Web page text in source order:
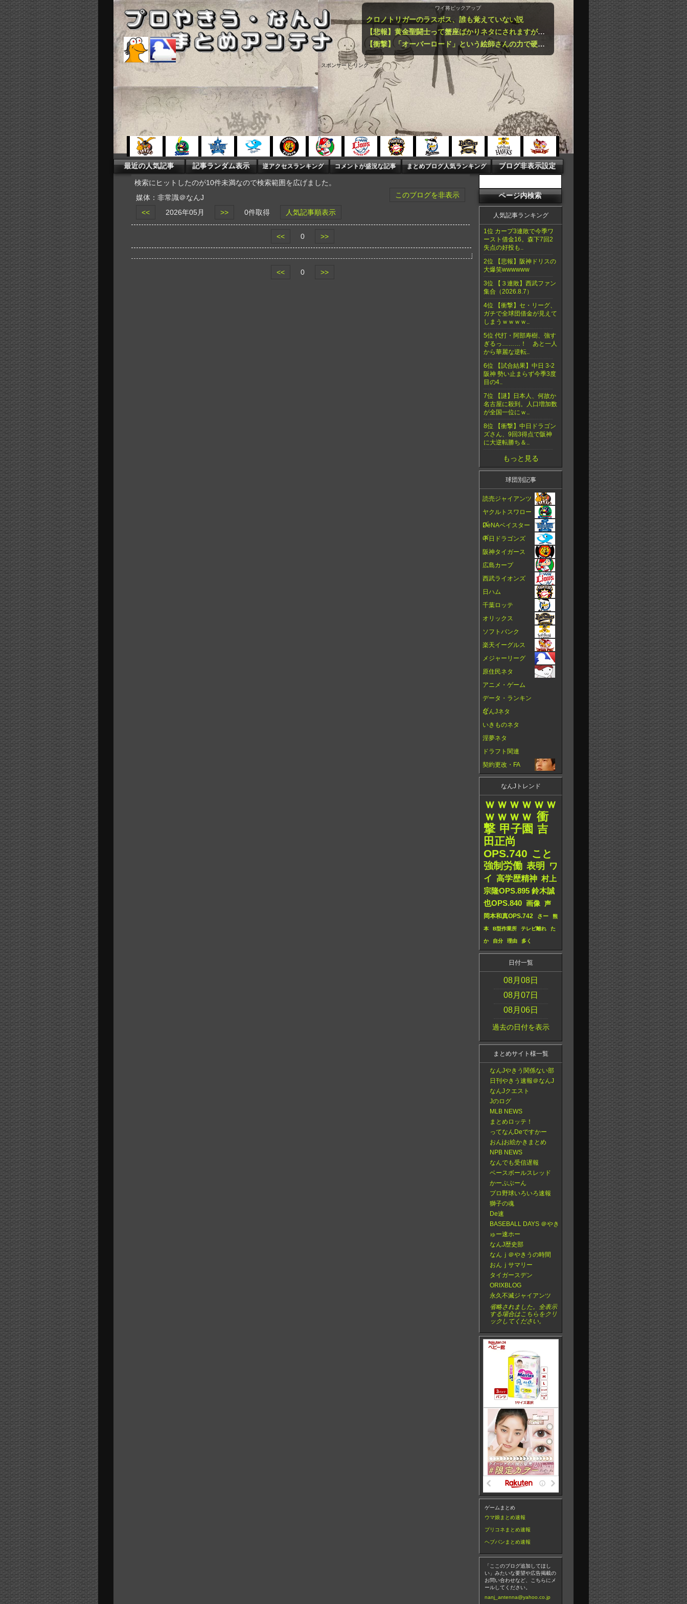
ワイ将ピックアップ
クロノトリガーのラスボス、誰も覚えていない説
【悲報】黄金聖闘士って蟹座ばかりネタにされますが牡牛座も大概ですよねｗｗｗｗｗｗｗｗｗｗ
【衝撃】「オーバーロード」という絵師さんの力で硬派ファンタジーと誤解させ人気が出たなろう作品ｗｗｗｗｗｗｗｗｗｗ
スポンサード リンク
検索にヒットしたのが10件未満なので検索範囲を広げました。
媒体：非常識＠なんJ
このブログを非表示
<< 2026年05月 >> 0件取得 人気記事順表示
<< 0 >>
<< 0 >>
人気記事ランキング
1位 カープ3連敗で今季ワ
ースト借金16。森下7回2
失点の好投も..
2位 【悲報】阪神ドリスの
大爆笑wwwwww
3位 【３連敗】西武ファン
集合（2026.8.7）
4位 【衝撃】セ・リーグ、
ガチで全球団借金が見えて
しまうｗｗｗｗ..
5位 代打・阿部寿樹、強す
ぎるっ………！ あと一人
から華麗な逆転..
6位 【試合結果】中日 3-2
阪神 勢い止まらず今季3度
目の4..
7位 【謎】日本人、何故か
名古屋に殺到。人口増加数
が全国一位にｗ..
8位 【衝撃】中日ドラゴン
ズさん、9回3得点で阪神
に大逆転勝ち＆..
もっと見る
球団別記事
読売ジャイアンツ
ヤクルトスワロー
ズ
DeNAベイスター
ズ
中日ドラゴンズ
阪神タイガース
広島カープ
西武ライオンズ
日ハム
千葉ロッテ
オリックス
ソフトバンク
楽天イーグルス
メジャーリーグ
原住民ネタ
アニメ・ゲーム
データ・ランキン
グ
なんJネタ
いきものネタ
淫夢ネタ
ドラフト関連
契約更改・FA
なんJトレンド
ｗｗｗｗｗｗ
ｗｗｗｗ 衝
撃 甲子園 吉
田正尚
OPS.740 こと
強制労働 表明
ワ
イ 高学歴精神 村上
宗隆OPS.895 鈴木誠
也OPS.840 画像 声
岡本和真OPS.742 さー 熊
本 B型作業所 テレビ離れ た
か 自分 理由 多く
日付一覧
08月08日
08月07日
08月06日
過去の日付を表示
まとめサイト様一覧
なんJやきう関係ない部
日刊やきう速報＠なんJ
なんJクエスト
Jのログ
MLB NEWS
まとめロッテ！
ってなんDeですかー
おんjお絵かきまとめ
NPB NEWS
なんでも受信遅報
ベースボールスレッド
かーぷぶーん
プロ野球いろいろ速報
獅子の魂
De速
BASEBALL DAYS ＠やき
ゅー速ホー
なんJ歴史部
なんｊ＠やきうの時間
おんｊサマリー
タイガースデン
ORIXBLOG
永久不滅ジャイアンツ
省略されました。全表示
する場合はこちらをクリ
ックしてください。
ゲームまとめ
ウマ娘まとめ速報
プリコネまとめ速報
ヘブバンまとめ速報
「ここのブログ追加してほし
い」みたいな要望や広告掲載の
お問い合わせなど、こちらにメ
ールしてください。
nanj_antenna@yahoo.co.jp